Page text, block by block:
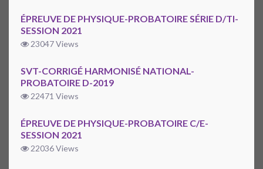
ÉPREUVE DE PHYSIQUE-PROBATOIRE SÉRIE D/TI-
SESSION 2021
23047 Views
SVT-CORRIGÉ HARMONISÉ NATIONAL-
PROBATOIRE D-2019
22471 Views
ÉPREUVE DE PHYSIQUE-PROBATOIRE C/E-
SESSION 2021
22036 Views